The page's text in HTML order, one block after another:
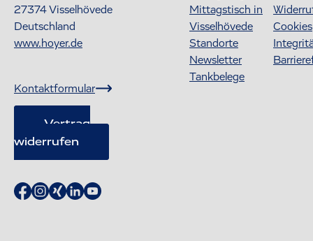
27374Visselhövede
Deutschland
www.hoyer.de
Kontaktformular
Vertrag
widerrufen
Mittagstisch in
Visselhövede
Standorte
Newsletter
Tankbelege
Cookies